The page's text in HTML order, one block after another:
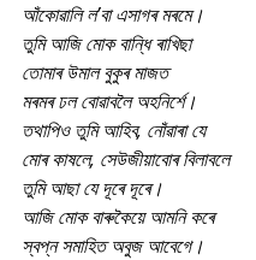
আঁকোৱালি ল’বা এসাগৰ মৰমে।
তুমি আজি মোক বান্ধি ৰাখিছা
তোমাৰ উমাল বুকুৰ মাজত
মৰমৰ ঢল বোৱাবলৈ অহনিৰ্শে।
তথাপিও তুমি আহিব, নোঁৱাৰা যে
মোৰ কাষলে, সেউজীয়াবোৰ বিলাবলে
তুমি আছা যে দূৰে দূৰে।
আজি মোক বাৰুকৈয়ে আমনি কৰে
স্বপ্ন সমাহিত অবুজ আবেগে।